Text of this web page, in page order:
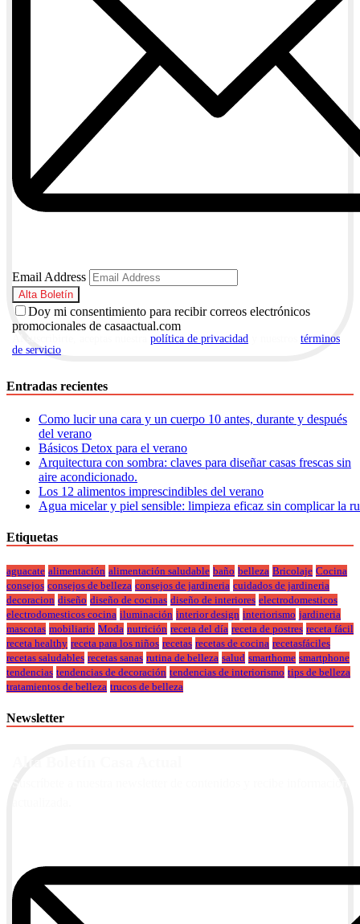
Email Address
Doy mi consentimiento para recibir correos electrónicos
promocionales de casaactual.com
política de privacidad
términos
de servicio
Entradas recientes
Como lucir una cara y un cuerpo 10 antes, durante y después
del verano
Básicos Detox para el verano
Arquitectura con sombra: claves para diseñar casas frescas sin
aire acondicionado.
Los 12 alimentos imprescindibles del verano
Agua micelar y piel sensible: limpieza eficaz sin complicar la
Etiquetas
aguacate alimentación alimentación saludable baño belleza Bricolaje Cocina
consejos consejos de belleza consejos de jardineria cuidados de jardineria
decoracion diseño diseño de cocinas diseño de interiores electrodomesticos
electrodomesticos cocina iluminación interior design interiorismo jardineria
mascotas mobiliario Moda nutrición receta del día receta de postres receta fácil
receta healthy receta para los niños recetas recetas de cocina recetasfáciles
recetas saludables recetas sanas rutina de belleza salud smarthome smartphone
tendencias tendencias de decoración tendencias de interiorismo tips de belleza
tratamientos de belleza trucos de belleza
Newsletter